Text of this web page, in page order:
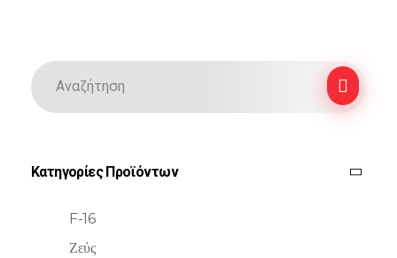
Κατηγορίες Προϊόντων
F-16
Ζεύς